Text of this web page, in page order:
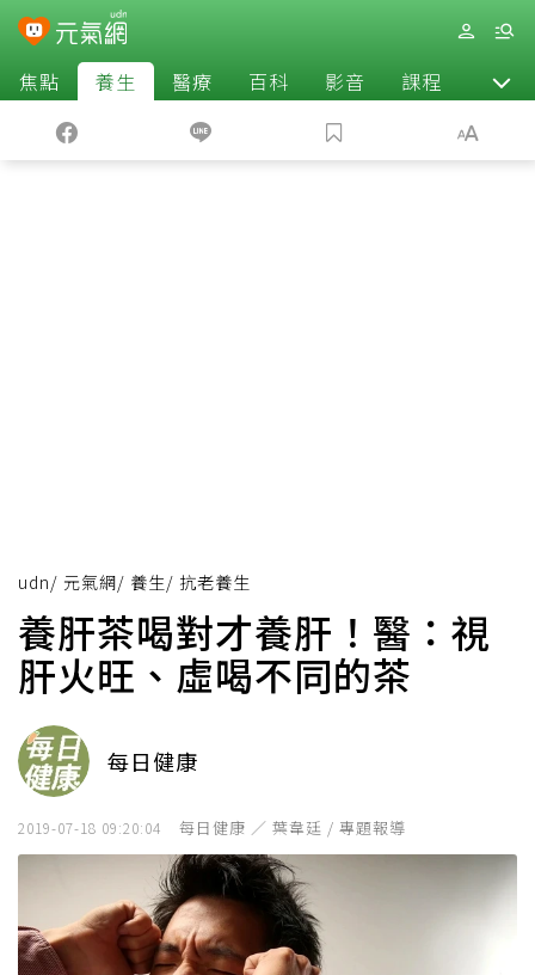
焦點 養生 醫療 百科 影音 課程 退休
udn/ 元氣網/ 養生/ 抗老養生
養肝茶喝對才養肝！醫：視
肝火旺、虛喝不同的茶
每日健康
2019-07-18 09:20:04 每日健康 ／ 葉韋廷 / 專題報導